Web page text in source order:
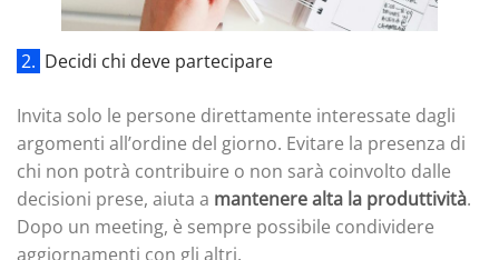
2. Decidi chi deve partecipare
Invita solo le persone direttamente interessate dagli
argomenti all’ordine del giorno. Evitare la presenza di
chi non potrà contribuire o non sarà coinvolto dalle
decisioni prese, aiuta a mantenere alta la produttività.
Dopo un meeting, è sempre possibile condividere
aggiornamenti con gli altri.